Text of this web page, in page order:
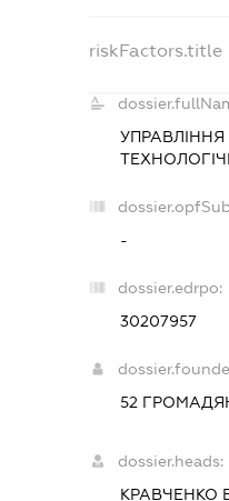
riskFactors.title
-
dossier.edrpo:
30207957
52
dossier.heads:
КРАВЧЕНКО